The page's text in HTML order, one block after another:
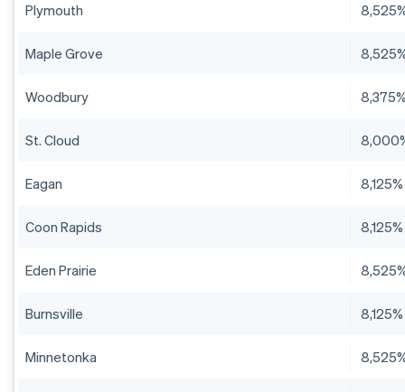
Plymouth
Maple Grove
Woodbury
St. Cloud
Eagan 8,125%
Coon Rapids 8,125%
Eden Prairie
Burnsville 8,125%
Minnetonka